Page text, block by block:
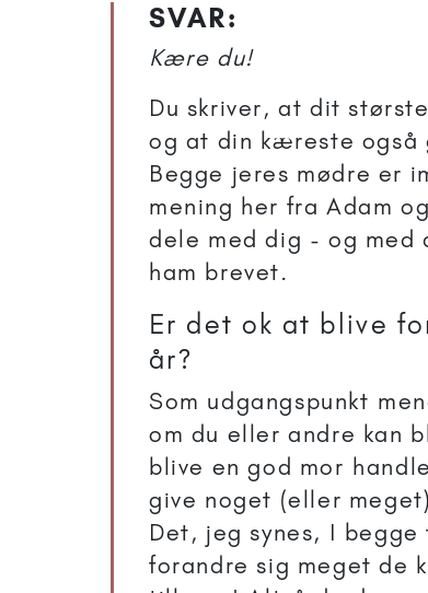
SVAR:
Kære du!
Du skriver, at dit
og at din kæreste
Begge jeres mødre er
mening her fra Adam
dele med dig - og med
ham brevet.
Er det ok at blive
år?
Som udgangspunkt
om du eller andre kan
blive en god mor
give noget (eller
Det, jeg synes, I
forandre sig meget de